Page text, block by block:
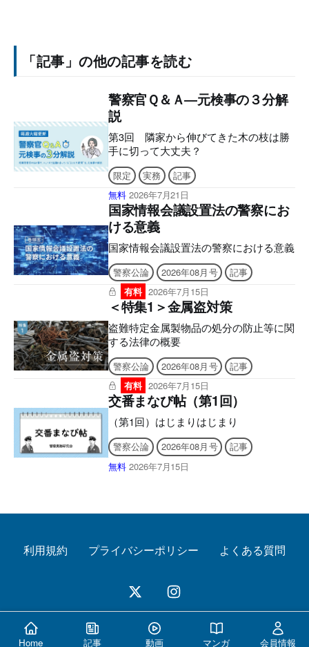
213回通常国会で成立した総合法律支援
法の一部を改正する法律（令和6年法律
令和8年1月13日からその運用を開始し
ております。 本稿は、犯罪捜査の最
前線で犯罪被害者等と接する警察官のみ
なさんに対し、本制度誕生の経緯や本制
度の概要などについて、是非知っておい
てもらいたい内容を説明するものです。
２ 犯罪被害者等支援弁護士制度が創
設されるまでの道のり (1) 従来の犯罪
被害者支援における課題 犯罪被害者等
基本法（平成16年法律第161号）は、そ
の基本理念（同法3条）において、「す
べて犯罪
「記事」の他の記事を読む
警察官Ｑ＆Ａ―元検事の３分解
説
第3回 隣家から伸びてきた木の枝は勝
手に切って大丈夫？
限定 実務
記事
無料 2026年7月21日
国家情報会議設置法の警察にお
ける意義
国家情報会議設置法の警察における意義
警察公論 2026年08月号
記事
有料 2026年7月15日
＜特集1＞金属盗対策
盗難特定金属製物品の処分の防止等に関
する法律の概要
警察公論 2026年08月号
記事
有料 2026年7月15日
交番まなび帖（第1回）
（第1回）はじまりはじまり
警察公論 2026年08月号
記事
無料 2026年7月15日
Home 記事 動画 マンガ 会員情報
利用規約 プライバシーポリシー よくある質問
© 2026 警察公論オンライン All Rights Reserved.